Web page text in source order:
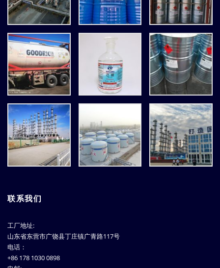
联系我们
工厂地址:
山东省东营市广饶县丁庄镇广青路117号
电话：
+86 178 1030 0898